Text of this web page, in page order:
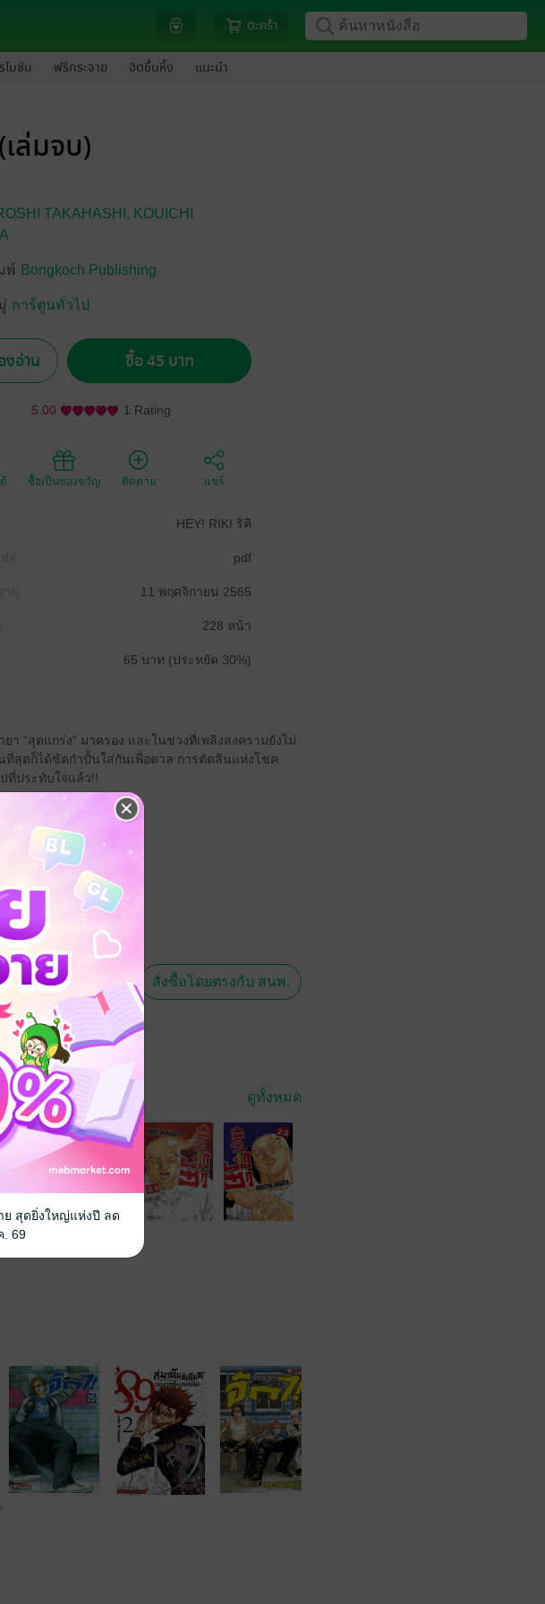
ตะกร้า
โมชัน ฟรีกระจาย ฮิตขึ้นหิ้ง แนะนำ
ล่มจบ)
TAKAHASHI, KOUICHI
พ์ Bongkoch Publishing
การ์ตูนทั่วไป
อ่าน ซื้อ 45 บาท
5.00 1 Rating
ซื้อเป็นของขวัญ ติดตาม แชร์
HEY! RIKI ริคิ
pdf
11 พฤศจิกายน 2565
228 หน้า
65 บาท (ประหยัด 30%)
“สุดแกร่ง” มาครอง และในช่วงที่เพลิงสงครามยังไม่
ที่สุดก็ได้ซัดกำปั้นใส่กันเพื่อดวล การตัดสินแห่งโชค
ที่ประทับใจแล้ว!!
สั่งซื้อโดยตรงกับ สนพ.
ดูทั้งหมด
ย สุดยิ่งใหญ่แห่งปี ลด
. 69